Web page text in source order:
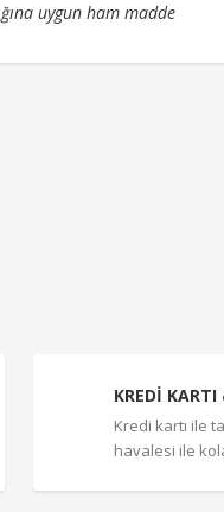
uygun ham madde
KREDİ KARTI
Kredi kartı ile
havalesi ile